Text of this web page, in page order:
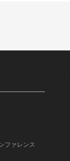
ファレンス